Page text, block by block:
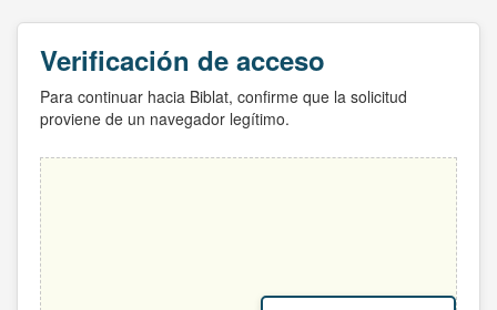
Verificación de acceso
Para continuar hacia Biblat, confirme que la solicitud
proviene de un navegador legítimo.